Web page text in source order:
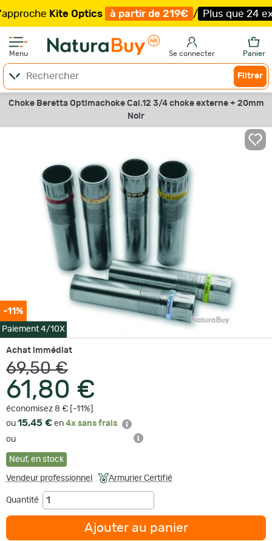
Kite Optics à partir de 219€ / Plus que 24
Menu Se connecter Panier
Filtrer
Choke Beretta Optimachoke Cal.12 3/4 choke externe + 20mm
Noir
-11%
Paiement 4/10X
Achat immédiat
69,50 €
61,80 €
économisez 8 € [-11%]
ou 15,45 € en 4x sans frais
ou
Neuf, en stock
Vendeur professionnel Armurier Certifié
Quantité
Ajouter au panier